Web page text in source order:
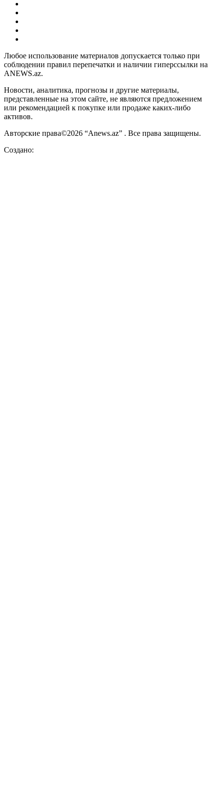
Любое использование материалов допускается только при
соблюдении правил перепечатки и наличии гиперссылки на
ANEWS.az.
Новости, аналитика, прогнозы и другие материалы,
представленные на этом сайте, не являются предложением
или рекомендацией к покупке или продаже каких-либо
активов.
Авторские права©2026 “Anews.az” . Все права защищены.
Создано: